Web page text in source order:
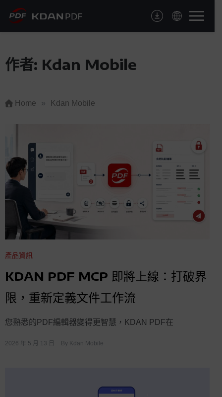
作者: Kdan Mobile
Home » Kdan Mobile
產品資訊
KDAN PDF MCP 即將上線：打破界
限，重新定義文件工作流
您熟悉的PDF編輯器變得更智慧，KDAN PDF在
2026 年 5 月 13 日 By Kdan Mobile